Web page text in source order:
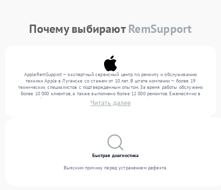
Почему выбираютRemSupport
AppleRemSupport — экспертный сервисный центр по ремонту и обслуживанию
техники Apple в Луганске со стажем от 10 лет. В штате компании — более 19
технических специалистов с подтвержденным опытом. За время работы обслужено
более 10 000 клиентов, а также выполнено более 12 000 ремонтов. Ежемесячно в
сервисный центр поступает свыше 300 единиц техники, включая , , . Мы беремся за
задачи любой сложности и гарантируем высокое качество обслуживания благодаря
Читать далее
Быстрая диагностика
Выясним причину перед устранением дефекта.